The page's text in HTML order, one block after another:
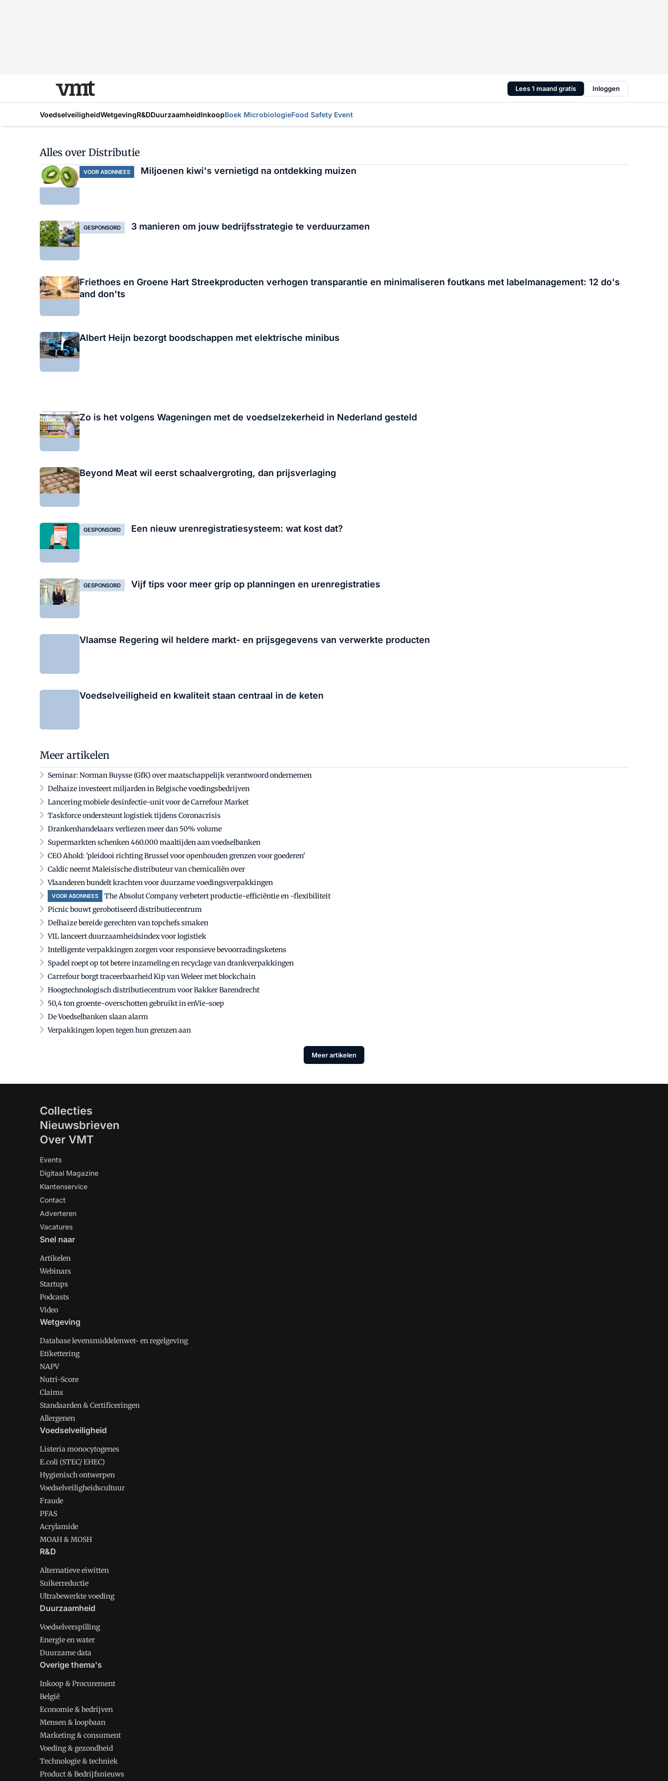
Lees 1 maand gratis Inloggen
VoedselveiligheidWetgevingR&DDuurzaamheidInkoopBoek MicrobiologieFood Safety Event
Alles over Distributie
VOOR ABONNEES Miljoenen kiwi's vernietigd na ontdekking muizen
GESPONSORD 3 manieren om jouw bedrijfsstrategie te verduurzamen
Friethoes en Groene Hart Streekproducten verhogen transparantie en minimaliseren foutkans met labelmanagement: 12 do's
and don'ts
Albert Heijn bezorgt boodschappen met elektrische minibus
Zo is het volgens Wageningen met de voedselzekerheid in Nederland gesteld
Beyond Meat wil eerst schaalvergroting, dan prijsverlaging
GESPONSORD Een nieuw urenregistratiesysteem: wat kost dat?
GESPONSORD Vijf tips voor meer grip op planningen en urenregistraties
Vlaamse Regering wil heldere markt- en prijsgegevens van verwerkte producten
Voedselveiligheid en kwaliteit staan centraal in de keten
Meer artikelen
Seminar: Norman Buysse (GfK) over maatschappelijk verantwoord ondernemen
Delhaize investeert miljarden in Belgische voedingsbedrijven
Lancering mobiele desinfectie-unit voor de Carrefour Market
Taskforce ondersteunt logistiek tijdens Coronacrisis
Drankenhandelaars verliezen meer dan 50% volume
Supermarkten schenken 460.000 maaltijden aan voedselbanken
CEO Ahold: 'pleidooi richting Brussel voor openhouden grenzen voor goederen'
Caldic neemt Maleisische distributeur van chemicaliën over
Vlaanderen bundelt krachten voor duurzame voedingsverpakkingen
VOOR ABONNEES
The Absolut Company verbetert productie-efficiëntie en -flexibiliteit
Picnic bouwt gerobotiseerd distributiecentrum
Delhaize bereide gerechten van topchefs smaken
VIL lanceert duurzaamheidsindex voor logistiek
Intelligente verpakkingen zorgen voor responsieve bevoorradingsketens
Spadel roept op tot betere inzameling en recyclage van drankverpakkingen
Carrefour borgt traceerbaarheid Kip van Weleer met blockchain
Hoogtechnologisch distributiecentrum voor Bakker Barendrecht
50,4 ton groente-overschotten gebruikt in enVie-soep
De Voedselbanken slaan alarm
Verpakkingen lopen tegen hun grenzen aan
Meer artikelen
Collecties
Nieuwsbrieven
Over VMT
Events
Digitaal Magazine
Klantenservice
Contact
Adverteren
Vacatures
Snel naar
Artikelen
Webinars
Startups
Podcasts
Video
Wetgeving
Database levensmiddelenwet- en regelgeving
Etikettering
NAPV
Nutri-Score
Claims
Standaarden & Certificeringen
Allergenen
Voedselveiligheid
Listeria monocytogenes
E.coli (STEC/ EHEC)
Hygienisch ontwerpen
Voedselveiligheidscultuur
Fraude
PFAS
Acrylamide
MOAH & MOSH
R&D
Alternatieve eiwitten
Suikerreductie
Ultrabewerkte voeding
Duurzaamheid
Voedselverspilling
Energie en water
Duurzame data
Overige thema's
Inkoop & Procurement
België
Economie & bedrijven
Mensen & loopbaan
Marketing & consument
Voeding & gezondheid
Technologie & techniek
Product & Bedrijfsnieuws